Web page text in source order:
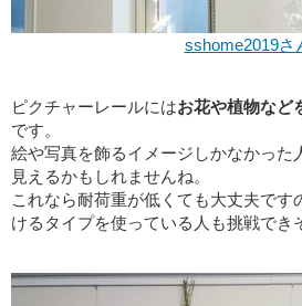
sshome2019さ
ピクチャーレールにはお花や植物など
です。
絵や写真を飾るイメージしかなかった
見えるかもしれませんね。
これなら耐荷重が低くても大丈夫です
けるタイプを使っている人も挑戦でき